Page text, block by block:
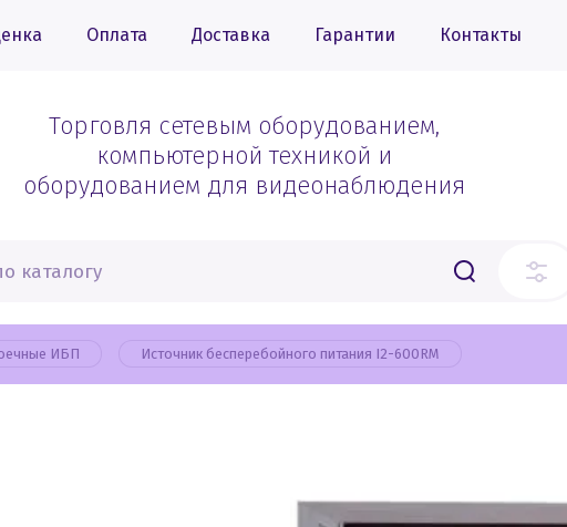
Оплата Доставка Гарантии Контакты
Торговля сетевым оборудованием,
компьютерной техникой и
оборудованием для видеонаблюдения
ИБП Источник бесперебойного питания I2-600RM